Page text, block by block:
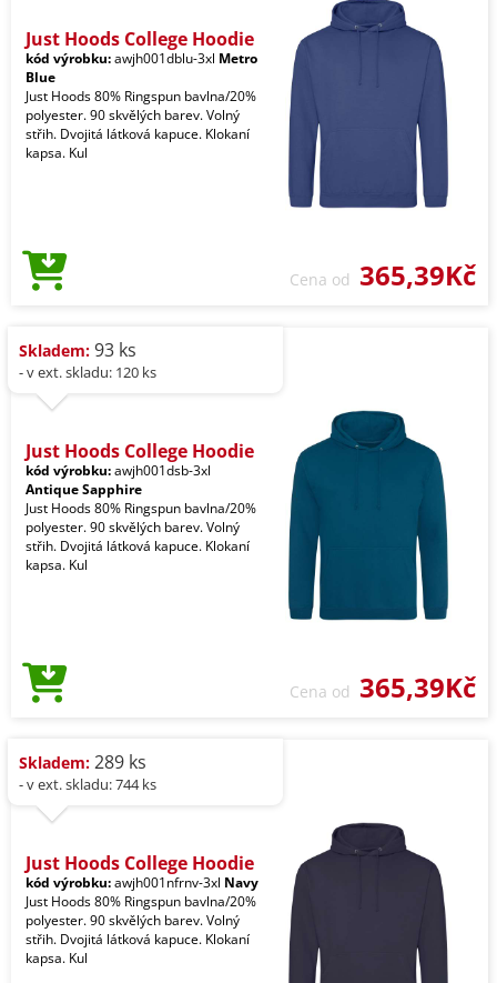
Just Hoods College Hoodie
kód výrobku:awjh001dblu-3xl Metro
Blue
Just Hoods 80% Ringspun bavlna/20%
polyester. 90 skvělých barev. Volný
střih. Dvojitá látková kapuce. Klokaní
kapsa. Kul
Cena od 365,39Kč
Skladem: 93 ks
- v ext. skladu: 120 ks
Just Hoods College Hoodie
kód výrobku:awjh001dsb-3xl
Antique Sapphire
Just Hoods 80% Ringspun bavlna/20%
polyester. 90 skvělých barev. Volný
střih. Dvojitá látková kapuce. Klokaní
kapsa. Kul
Cena od 365,39Kč
Skladem: 289 ks
- v ext. skladu: 744 ks
Just Hoods College Hoodie
kód výrobku:awjh001nfrnv-3xl Navy
Just Hoods 80% Ringspun bavlna/20%
polyester. 90 skvělých barev. Volný
střih. Dvojitá látková kapuce. Klokaní
kapsa. Kul